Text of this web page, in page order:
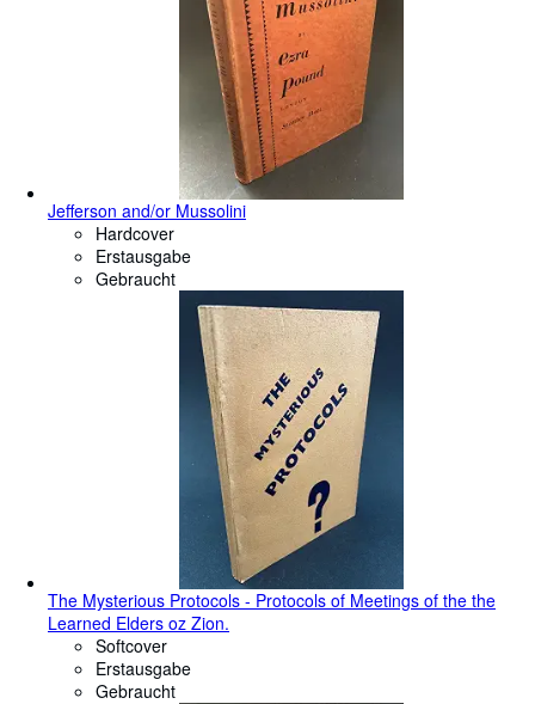
Jefferson and/or Mussolini
Hardcover
Erstausgabe
Gebraucht
The Mysterious Protocols - Protocols of Meetings of the the
Learned Elders oz Zion.
Softcover
Erstausgabe
Gebraucht